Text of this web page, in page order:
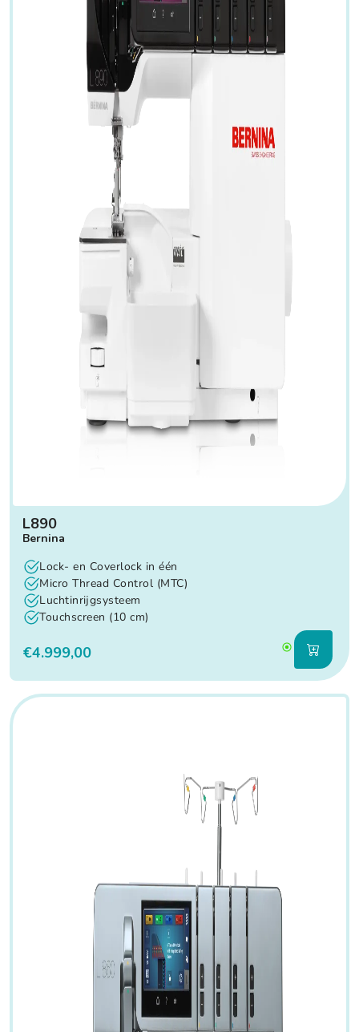
L890
Bernina
Lock- en Coverlock in één
Micro Thread Control (MTC)
Luchtinrijgsysteem
Touchscreen (10 cm)
€4.999,00